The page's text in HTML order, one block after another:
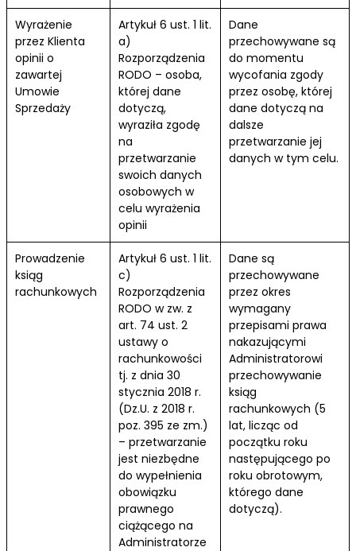
Wyrażenie
przez Klienta
opinii o
zawartej
Umowie
Sprzedaży
Artykuł 6 ust. 1 lit.
a)
Rozporządzenia
RODO – osoba,
której dane
dotyczą,
wyraziła zgodę
na
przetwarzanie
swoich danych
osobowych w
celu wyrażenia
opinii
Dane
przechowywane są
do momentu
wycofania zgody
przez osobę, której
dane dotyczą na
dalsze
przetwarzanie jej
danych w tym celu.
Prowadzenie
ksiąg
rachunkowych
Artykuł 6 ust. 1 lit.
c)
Rozporządzenia
RODO w zw. z
art. 74 ust. 2
ustawy o
rachunkowości
tj. z dnia 30
stycznia 2018 r.
(Dz.U. z 2018 r.
poz. 395 ze zm.)
– przetwarzanie
jest niezbędne
do wypełnienia
obowiązku
prawnego
ciążącego na
Administratorze
Dane są
przechowywane
przez okres
wymagany
przepisami prawa
nakazującymi
Administratorowi
przechowywanie
ksiąg
rachunkowych (5
lat, licząc od
początku roku
następującego po
roku obrotowym,
którego dane
dotyczą).